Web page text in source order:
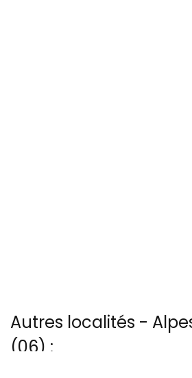
Autres localités -
(06) :